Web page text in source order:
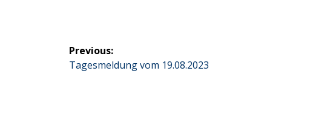
Beitragsnavigation
Previous:
Previous
Tagesmeldung vom 19.08.2023